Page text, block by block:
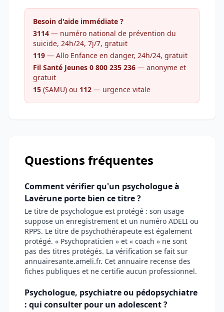
Besoin d'aide immédiate ?
3114 — numéro national de prévention du
suicide, 24h/24, 7j/7, gratuit
119 — Allo Enfance en danger, 24h/24, gratuit
Fil Santé Jeunes 0 800 235 236 — anonyme et
gratuit
15 (SAMU) ou 112 — urgence vitale
Questions fréquentes
Comment vérifier qu'un psychologue à
Lavérune porte bien ce titre ?
Le titre de psychologue est protégé : son usage
suppose un enregistrement et un numéro ADELI ou
RPPS. Le titre de psychothérapeute est également
protégé. « Psychopraticien » et « coach » ne sont
pas des titres protégés. La vérification se fait sur
annuairesante.ameli.fr. Cet annuaire recense des
fiches publiques et ne certifie aucun professionnel.
Psychologue, psychiatre ou pédopsychiatre
: qui consulter pour un adolescent ?